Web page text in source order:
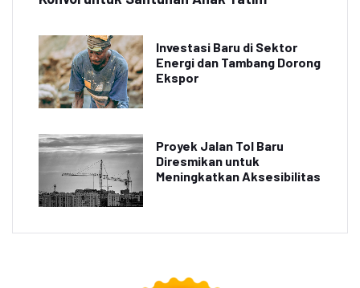
Investasi Baru di Sektor
Energi dan Tambang Dorong
Ekspor
Proyek Jalan Tol Baru
Diresmikan untuk
Meningkatkan Aksesibilitas